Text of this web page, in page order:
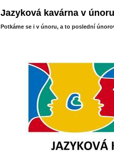
Jazyková kavárna v
Potkáme se i v únoru, a to poslední